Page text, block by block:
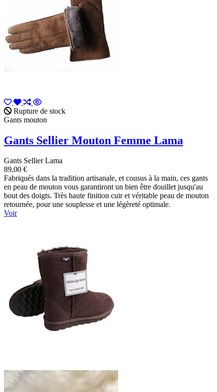
Rupture de stock
Gants mouton
Gants Sellier Mouton Femme Lama
Gants Sellier Lama
89,00 €
Fabriqués dans la tradition artisanale, et cousus à la main, ces gants
en peau de mouton vous garantiront un bien être douillet jusqu'au
bout des doigts. Très haute finition cuir et véritable peau de mouton
retournée, pour une souplesse et une légèreté optimale.
Voir